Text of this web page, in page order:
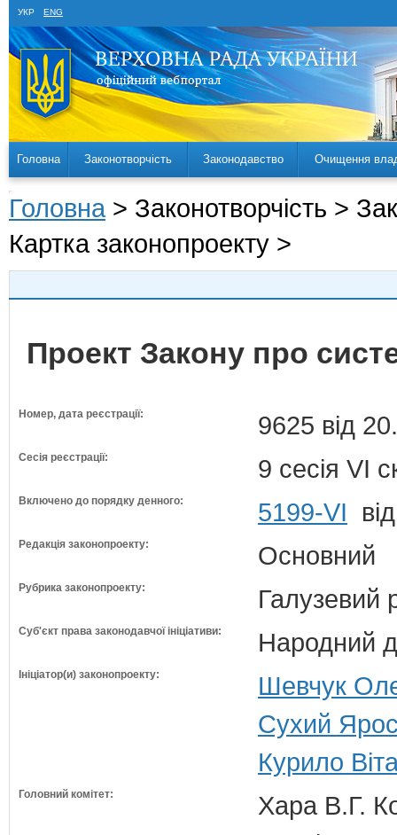
УКР ENG
Головна Законотворчість Законодавство Очищення
Головна > Законотворчість >
Картка законопроекту >
Проект Закону про
Номер, дата реєстрації: 9625 від
Сесія реєстрації: 9 сесія VI
Включено до порядку денного: 5199-VI
Редакція законопроекту: Основний
Рубрика законопроекту: Галузевий
Суб'єкт права законодавчої ініціативи: Народний
Ініціатор(и) законопроекту:
Шевчук
Сухий
Курило
Головний комітет:
Хара В.Г.